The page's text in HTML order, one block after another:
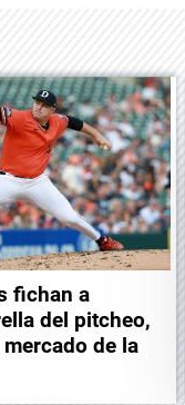
fichan a
del pitcheo,
de la